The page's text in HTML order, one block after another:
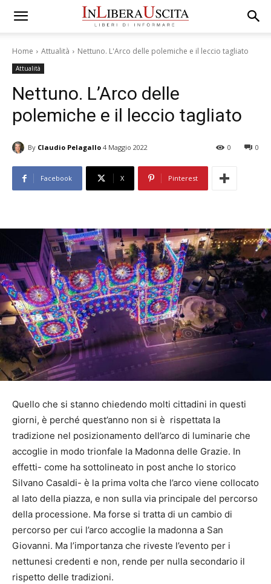
Home Attualità Nettuno. L'Arco delle polemiche e il leccio tagliato
Attualità
Nettuno. L’Arco delle
polemiche e il leccio tagliato
By Claudio Pelagallo 4 Maggio 2022 0
0
Facebook X Pinterest
Quello che si stanno chiedendo molti cittadini in questi
giorni, è perché quest’anno non si è rispettata la
tradizione nel posizionamento dell’arco di luminarie che
accoglie in modo trionfale la Madonna delle Grazie. In
effetti- come ha sottolineato in post anche lo storico
Silvano Casaldi- è la prima volta che l’arco viene collocato
al lato della piazza, e non sulla via principale del percorso
della processione. Ma forse si tratta di un cambio di
percorso per cui l’arco accoglie la madonna a San
Giovanni. Ma l’importanza che riveste l’evento per i
nettunesi credenti e non, rende per nulla secondario il
rispetto delle tradizioni.